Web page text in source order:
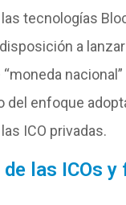
tecnologías
a
del enfoque
ICO privadas.
las ICOs